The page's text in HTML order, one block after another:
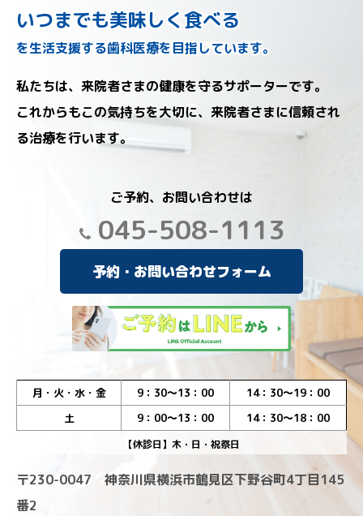
いつまでも美味しく食べる
を生活支援する歯科医療を目指しています。
私たちは、来院者さまの健康を守るサポーターです。
これからもこの気持ちを大切に、来院者さまに信頼され
る治療を行います。
ご予約、お問い合わせは
045-508-1113
予約・お問い合わせフォーム
月・火・水・金 9：30～13：00
14：30～19：00
土
9：00～13：00 14：30～18：00
【休診日】木・日・祝祭日
〒230-0047 神奈川県横浜市鶴見区下野谷町4丁目145
番2